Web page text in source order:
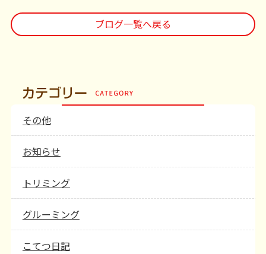
ブログ一覧へ戻る
その他
お知らせ
トリミング
グルーミング
こてつ日記